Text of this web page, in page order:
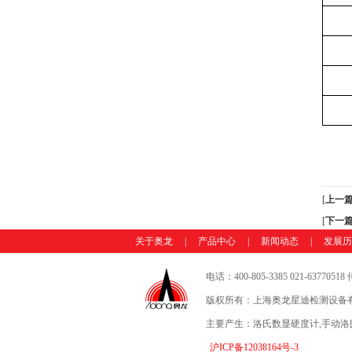
[上一
[下一
关于奥龙
产品中心 新闻动态 发展
电话：400-805-3385 021-63770518
版权所有：上海奥龙星迪检测设
主要产生：洛氏数显硬度计,手动
沪ICP备12038164号-3